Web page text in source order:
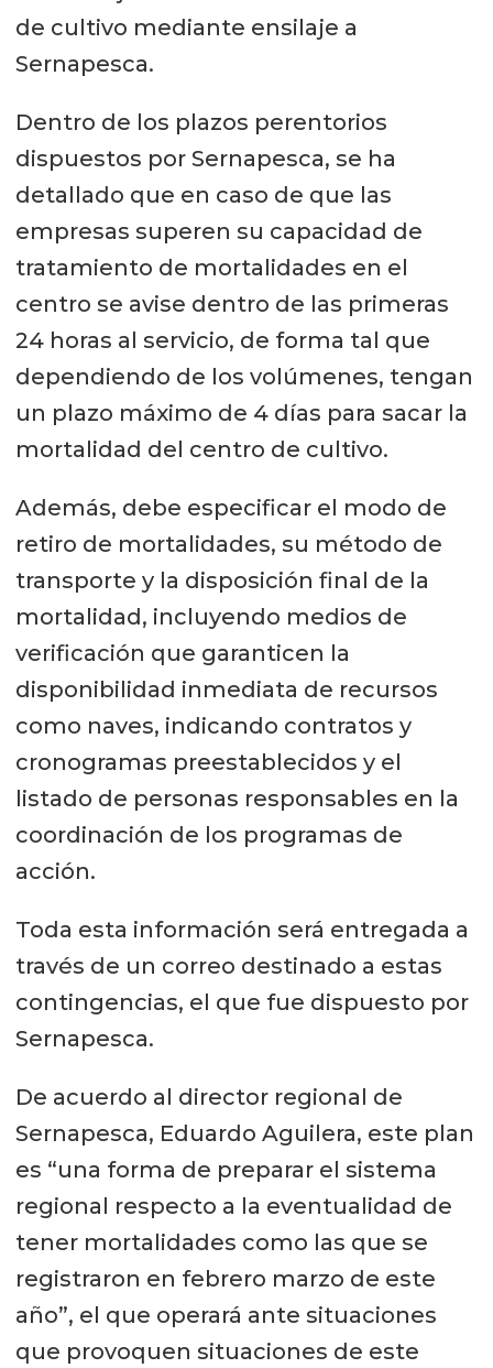
de cultivo mediante ensilaje a
Sernapesca.
Dentro de los plazos perentorios
dispuestos por Sernapesca, se ha
detallado que en caso de que las
empresas superen su capacidad de
tratamiento de mortalidades en el
centro se avise dentro de las primeras
24 horas al servicio, de forma tal que
dependiendo de los volúmenes, tengan
un plazo máximo de 4 días para sacar la
mortalidad del centro de cultivo.
Además, debe especificar el modo de
retiro de mortalidades, su método de
transporte y la disposición final de la
mortalidad, incluyendo medios de
verificación que garanticen la
disponibilidad inmediata de recursos
como naves, indicando contratos y
cronogramas preestablecidos y el
listado de personas responsables en la
coordinación de los programas de
acción.
Toda esta información será entregada a
través de un correo destinado a estas
contingencias, el que fue dispuesto por
Sernapesca.
De acuerdo al director regional de
Sernapesca, Eduardo Aguilera, este plan
es “una forma de preparar el sistema
regional respecto a la eventualidad de
tener mortalidades como las que se
registraron en febrero marzo de este
año”, el que operará ante situaciones
que provoquen situaciones de este